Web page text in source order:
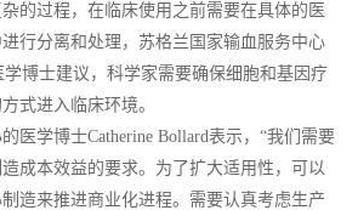
的过程，在临床使用之前需要在具体的医
行分离和处理，苏格兰国家输血服务中心
学博士建议，科学家需要确保细胞和基因疗
式进入临床环境。
医学博士Catherine Bollard表示，“我们需要
成本效益的要求。为了扩大适用性，可以
造来推进商业化进程。需要认真考虑生产